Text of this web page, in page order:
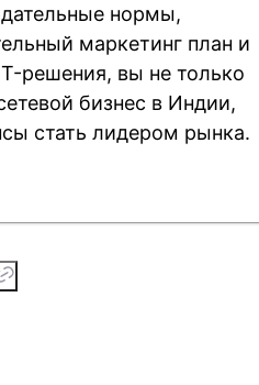
нормы,
маркетинг план и
решения, вы не только
бизнес в Индии,
стать лидером рынка.